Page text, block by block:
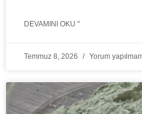
DEVAMINI OKU "
Temmuz 8, 2026 Yorum